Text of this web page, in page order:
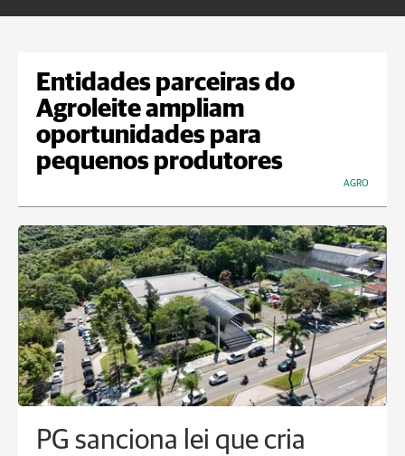
Entidades parceiras do
Agroleite ampliam
oportunidades para
pequenos produtores
AGRO
PG sanciona lei que cria